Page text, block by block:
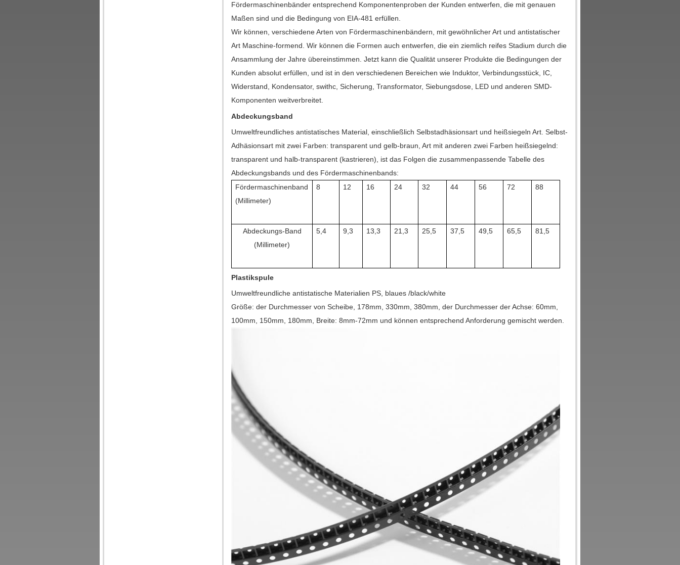
Fördermaschinenbänder entsprechend Komponentenproben der Kunden entwerfen, die mit genauen
Maßen sind und die Bedingung von EIA-481 erfüllen.
Wir können, verschiedene Arten von Fördermaschinenbändern, mit gewöhnlicher Art und antistatischer
Art Maschine-formend. Wir können die Formen auch entwerfen, die ein ziemlich reifes Stadium durch die
Ansammlung der Jahre übereinstimmen. Jetzt kann die Qualität unserer Produkte die Bedingungen der
Kunden absolut erfüllen, und ist in den verschiedenen Bereichen wie Induktor, Verbindungsstück, IC,
Widerstand, Kondensator, swithc, Sicherung, Transformator, Siebungsdose, LED und anderen SMD-
Komponenten weitverbreitet.
Abdeckungsband
Umweltfreundliches antistatisches Material, einschließlich Selbstadhäsionsart und heißsiegeln Art. Selbst-
Adhäsionsart mit zwei Farben: transparent und gelb-braun, Art mit anderen zwei Farben heißsiegelnd:
transparent und halb-transparent (kastrieren), ist das Folgen die zusammenpassende Tabelle des
Abdeckungsbands und des Fördermaschinenbands:
Fördermaschinenband
(Millimeter)
8 12 16 24 32 44 56 72 88
Abdeckungs-Band
(Millimeter)
5,4 9,3 13,3 21,3 25,5 37,5 49,5 65,5 81,5
Plastikspule
Umweltfreundliche antistatische Materialien PS, blaues /black/white
Größe: der Durchmesser von Scheibe, 178mm, 330mm, 380mm, der Durchmesser der Achse: 60mm,
100mm, 150mm, 180mm, Breite: 8mm-72mm und können entsprechend Anforderung gemischt werden.